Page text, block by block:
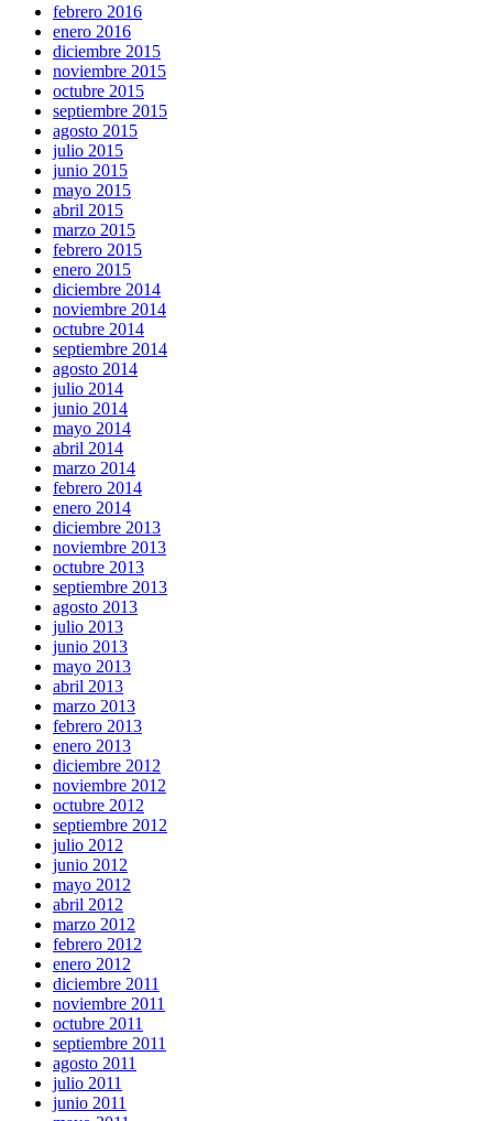
febrero 2016
enero 2016
diciembre 2015
noviembre 2015
octubre 2015
septiembre 2015
agosto 2015
julio 2015
junio 2015
mayo 2015
abril 2015
marzo 2015
febrero 2015
enero 2015
diciembre 2014
noviembre 2014
octubre 2014
septiembre 2014
agosto 2014
julio 2014
junio 2014
mayo 2014
abril 2014
marzo 2014
febrero 2014
enero 2014
diciembre 2013
noviembre 2013
octubre 2013
septiembre 2013
agosto 2013
julio 2013
junio 2013
mayo 2013
abril 2013
marzo 2013
febrero 2013
enero 2013
diciembre 2012
noviembre 2012
octubre 2012
septiembre 2012
julio 2012
junio 2012
mayo 2012
abril 2012
marzo 2012
febrero 2012
enero 2012
diciembre 2011
noviembre 2011
octubre 2011
septiembre 2011
agosto 2011
julio 2011
junio 2011